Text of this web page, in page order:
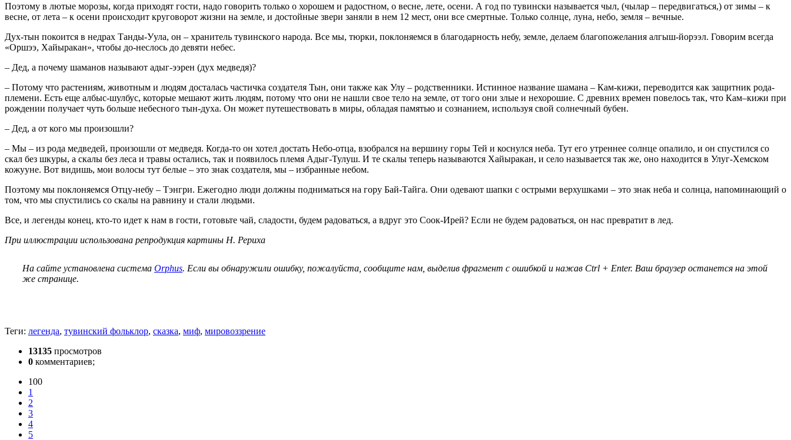
Поэтому в лютые морозы, когда приходят гости, надо говорить только о хорошем и радостном, о весне, лете, осени. А год по тувински называется чыл, (чылар – передвигаться,) от зимы – к
весне, от лета – к осени происходит круговорот жизни на земле, и достойные звери заняли в нем 12 мест, они все смертные. Только солнце, луна, небо, земля – вечные.
Дух-тын покоится в недрах Танды-Уула, он – хранитель тувинского народа. Все мы, тюрки, поклоняемся в благодарность небу, земле, делаем благопожелания алгыш-йорээл. Говорим всегда
«Оршээ, Хайыракан», чтобы до-неслось до девяти небес.
– Дед, а почему шаманов называют адыг-ээрен (дух медведя)?
– Потому что растениям, животным и людям досталась частичка создателя Тын, они также как Улу – родственники. Истинное название шамана – Кам-кижи, переводится как защитник рода-
племени. Есть еще албыс-шулбус, которые мешают жить людям, потому что они не нашли свое тело на земле, от того они злые и нехорошие. С древних времен повелось так, что Кам–кижи при
рождении получает чуть больше небесного тын-духа. Он может путешествовать в миры, обладая памятью и сознанием, используя свой солнечный бубен.
– Дед, а от кого мы произошли?
– Мы – из рода медведей, произошли от медведя. Когда-то он хотел достать Небо-отца, взобрался на вершину горы Тей и коснулся неба. Тут его утреннее солнце опалило, и он спустился со
скал без шкуры, а скалы без леса и травы остались, так и появилось племя Адыг-Тулуш. И те скалы теперь называются Хайыракан, и село называется так же, оно находится в Улуг-Хемском
кожууне. Вот видишь, мои волосы тут белые – это знак создателя, мы – избранные небом.
Поэтому мы поклоняемся Отцу-небу – Тэнгри. Ежегодно люди должны подниматься на гору Бай-Тайга. Они одевают шапки с острыми верхушками – это знак неба и солнца, напоминающий о
том, что мы спустились со скалы на равнину и стали людьми.
Все, и легенды конец, кто-то идет к нам в гости, готовьте чай, сладости, будем радоваться, а вдруг это Соок-Ирей? Если не будем радоваться, он нас превратит в лед.
При иллюстрации использована репродукция картины Н. Рериха
На сайте установлена система Orphus. Если вы обнаружили ошибку, пожалуйста, сообщите нам, выделив фрагмент с ошибкой и нажав Ctrl + Enter. Ваш браузер останется на этой
же странице.
Теги: легенда, тувинский фольклор, сказка, миф, мировоззрение
13135 просмотров
0 комментариев;
100
1
2
3
4
5